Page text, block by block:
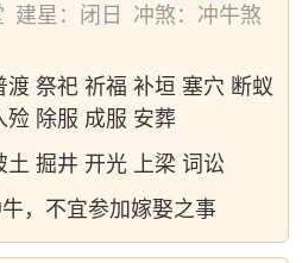
建星：闭日
冲煞：冲牛煞
渡 祭祀 祈福 补垣 塞穴 断蚁
殓 除服 成服 安葬
土 掘井 开光 上梁 词讼
，不宜参加嫁娶之事